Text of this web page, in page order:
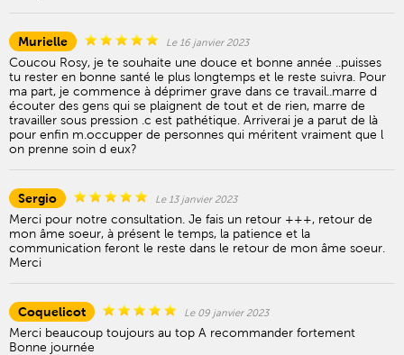
Murielle Le 16 janvier 2023
Coucou Rosy, je te souhaite une douce et bonne année ..puisses
tu rester en bonne santé le plus longtemps et le reste suivra. Pour
ma part, je commence à déprimer grave dans ce travail..marre d
écouter des gens qui se plaignent de tout et de rien, marre de
travailler sous pression .c est pathétique. Arriverai je a parut de là
pour enfin m.occupper de personnes qui méritent vraiment que l
on prenne soin d eux?
Sergio Le 13 janvier 2023
Merci pour notre consultation. Je fais un retour +++, retour de
mon âme soeur, à présent le temps, la patience et la
communication feront le reste dans le retour de mon âme soeur.
Merci
Coquelicot Le 09 janvier 2023
Merci beaucoup toujours au top A recommander fortement
Bonne journée